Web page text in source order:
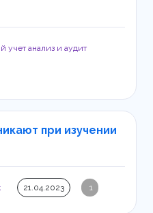
учет анализ и аудит
при изучении
21.04.2023 1